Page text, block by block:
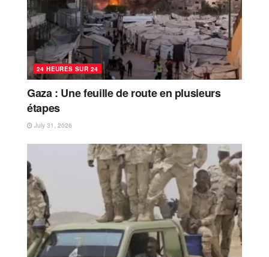
24 HEURES SUR 24
Gaza : Une feuille de route en plusieurs
étapes
July 31, 2026